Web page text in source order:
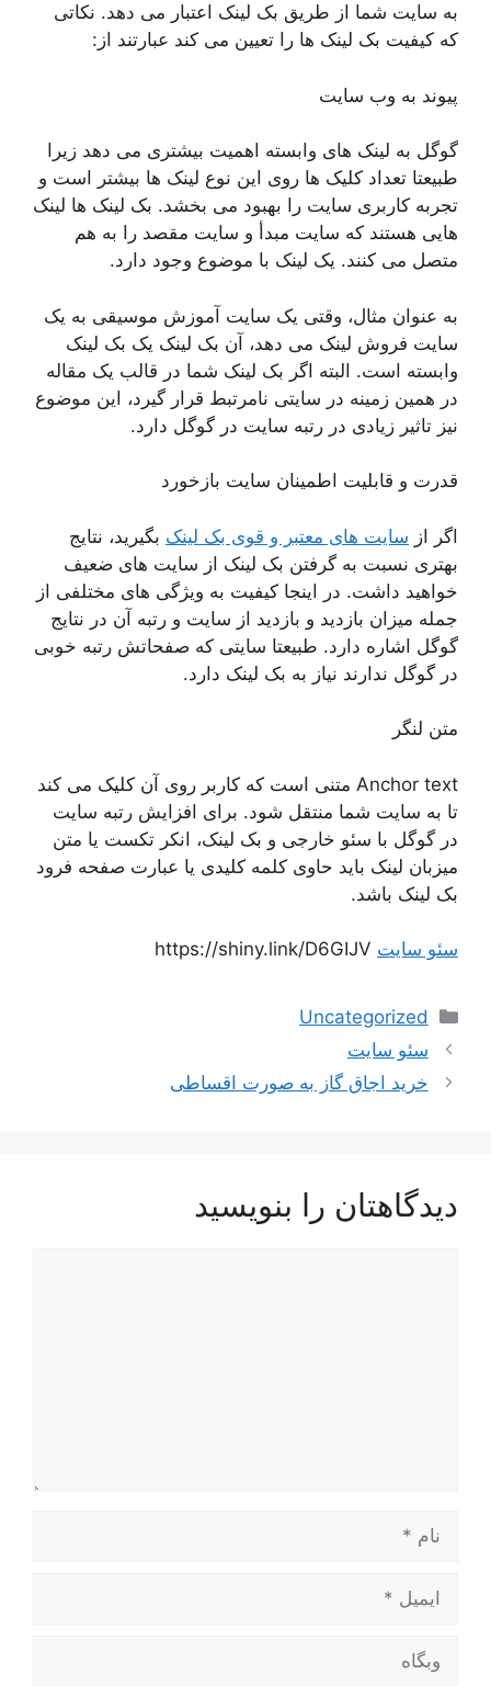
به سایت شما از طریق بک لینک اعتبار می دهد. نکاتی
که کیفیت بک لینک ها را تعیین می کند عبارتند از:
پیوند به وب سایت
گوگل به لینک های وابسته اهمیت بیشتری می دهد زیرا
طبیعتا تعداد کلیک ها روی این نوع لینک ها بیشتر است و
تجربه کاربری سایت را بهبود می بخشد. بک لینک ها لینک
هایی هستند که سایت مبدأ و سایت مقصد را به هم
متصل می کنند. یک لینک با موضوع وجود دارد.
به عنوان مثال، وقتی یک سایت آموزش موسیقی به یک
سایت فروش لینک می دهد، آن بک لینک یک بک لینک
وابسته است. البته اگر بک لینک شما در قالب یک مقاله
در همین زمینه در سایتی نامرتبط قرار گیرد، این موضوع
نیز تاثیر زیادی در رتبه سایت در گوگل دارد.
قدرت و قابلیت اطمینان سایت بازخورد
اگر از سایت های معتبر و قوی بک لینک بگیرید، نتایج
بهتری نسبت به گرفتن بک لینک از سایت های ضعیف
خواهید داشت. در اینجا کیفیت به ویژگی های مختلفی از
جمله میزان بازدید و بازدید از سایت و رتبه آن در نتایج
گوگل اشاره دارد. طبیعتا سایتی که صفحاتش رتبه خوبی
در گوگل ندارند نیاز به بک لینک دارد.
متن لنگر
Anchor text متنی است که کاربر روی آن کلیک می کند
تا به سایت شما منتقل شود. برای افزایش رتبه سایت
در گوگل با سئو خارجی و بک لینک، انکر تکست یا متن
میزبان لینک باید حاوی کلمه کلیدی یا عبارت صفحه فرود
بک لینک باشد.
سئو سایت
دسته‌ها
Uncategorized
ناوبری
نوشته‌ها
سئو سایت
خرید اجاق گاز به صورت اقساطی
دیدگاهتان را بنویسید
ایمیل
وبگاه